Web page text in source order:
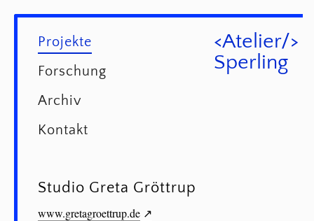
Projekte
Forschung
Archiv
Kontakt
<Atelier/>
Sperling
Studio Greta Gröttrup
www.gretagroettrup.de